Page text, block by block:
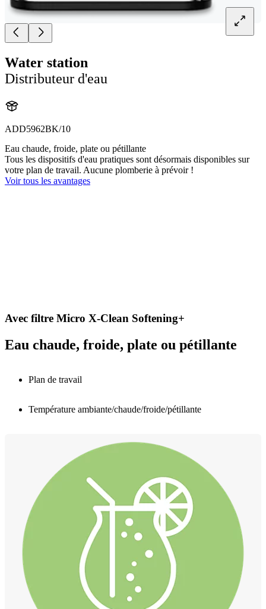
Water station
Distributeur d'eau
ADD5962BK/10
Eau chaude, froide, plate ou pétillante
Tous les dispositifs d'eau pratiques sont désormais disponibles sur
votre plan de travail. Aucune plomberie à prévoir !
Voir tous les avantages
Avec filtre Micro X-Clean Softening+
Eau chaude, froide, plate ou pétillante
Plan de travail
Température ambiante/chaude/froide/pétillante